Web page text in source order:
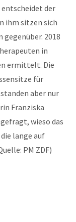
der
ihm sitzen sich
2018
in
ermittelt. Die
für
aber nur
Franziska
wieso das
lange auf
PM ZDF)